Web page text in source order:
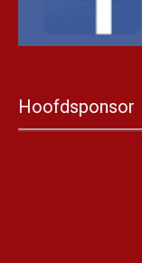
Hoofdsponsor